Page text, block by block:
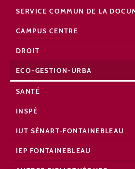
SERVICE COMMUN DE LA
CAMPUS CENTRE
DROIT
ECO-GESTION-URBA
SANTÉ
INSPÉ
IUT SÉNART-FONTAINEBLEAU
IEP FONTAINEBLEAU